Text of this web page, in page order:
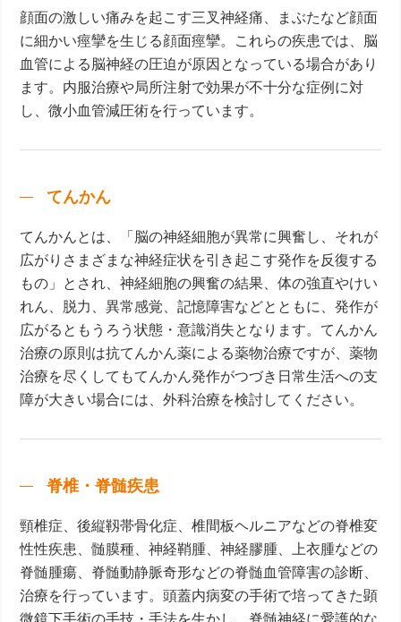
顔面の激しい痛みを起こす三叉神経痛、まぶたなど顔面
に細かい痙攣を生じる顔面痙攣。これらの疾患では、脳
血管による脳神経の圧迫が原因となっている場合があり
ます。内服治療や局所注射で効果が不十分な症例に対
し、微小血管減圧術を行っています。
てんかん
てんかんとは、「脳の神経細胞が異常に興奮し、それが
広がりさまざまな神経症状を引き起こす発作を反復する
もの」とされ、神経細胞の興奮の結果、体の強直やけい
れん、脱力、異常感覚、記憶障害などとともに、発作が
広がるともうろう状態・意識消失となります。てんかん
治療の原則は抗てんかん薬による薬物治療ですが、薬物
治療を尽くしてもてんかん発作がつづき日常生活への支
障が大きい場合には、外科治療を検討してください。
脊椎・脊髄疾患
頸椎症、後縦靱帯骨化症、椎間板ヘルニアなどの脊椎変
性性疾患、髄膜種、神経鞘腫、神経膠腫、上衣腫などの
脊髄腫瘍、脊髄動静脈奇形などの脊髄血管障害の診断、
治療を行っています。頭蓋内病変の手術で培ってきた顕
微鏡下手術の手技・手法を生かし、脊髄神経に愛護的な